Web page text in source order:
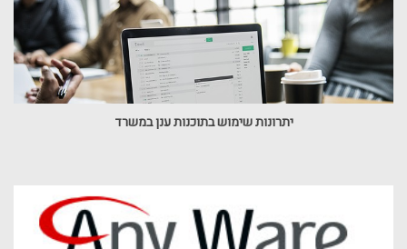
יתרונות שימוש בתוכנות ענן במשרד